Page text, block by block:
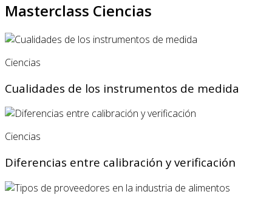
Masterclass Ciencias
Ciencias
Cualidades de los instrumentos de medida
Ciencias
Diferencias entre calibración y verificación